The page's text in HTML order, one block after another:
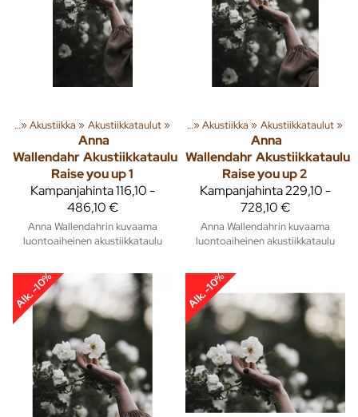
‪»Akustiikka ‪» Akustiikkataulut‪»
Anna
WallendahrAkustiikkataulu
Raise you up 1
Kampanjahinta116,10 -
486,10 €
Anna Wallendahrin kuvaama
luontoaiheinen akustiikkataulu
Tuoteryhmiä ja tuotteita‪»Sisusta‪»Akustiikka ‪» Akustiikkataulut‪»
Anna
WallendahrAkustiikkataulu
Raise you up 2
Kampanjahinta229,10 -
728,10 €
Anna Wallendahrin kuvaama
luontoaiheinen akustiikkataulu
Alk. -10% Alk. -10%